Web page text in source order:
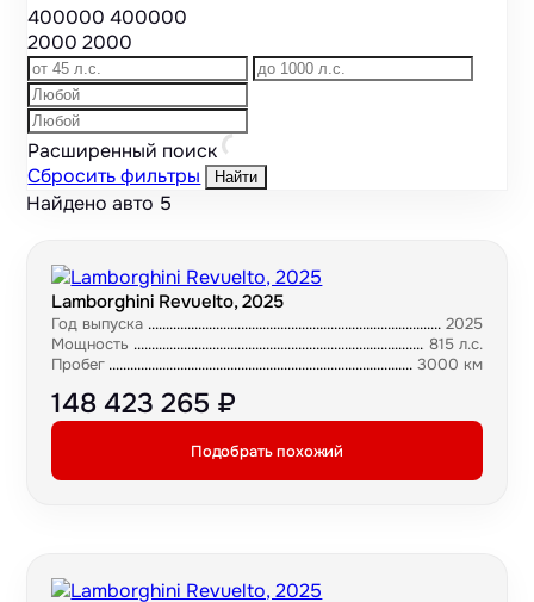
400000400000
20002000
Расширенный поиск
Сбросить фильтры
Найти
Найдено авто 5
Lamborghini Revuelto, 2025
Год выпуска
2025
Мощность
815 л.с.
Пробег
3000 км
148 423 265 ₽
Подобрать похожий